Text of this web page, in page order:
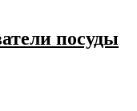
посуды